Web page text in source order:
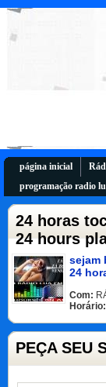
página inicial
programação radio
24 horas
24 hours
sejam
24
Com:
Horário:
PEÇA SEU